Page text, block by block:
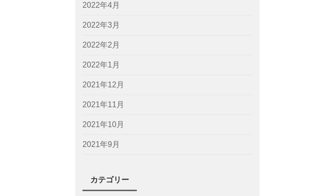
2022年4月
2022年3月
2022年2月
2022年1月
2021年12月
2021年11月
2021年10月
2021年9月
カテゴリー